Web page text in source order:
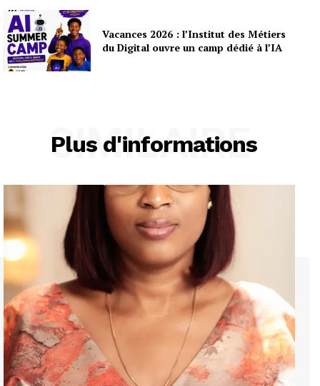
Vacances 2026 : l’Institut des Métiers
du Digital ouvre un camp dédié à l’IA
Plus d'informations
SIMILAIRE